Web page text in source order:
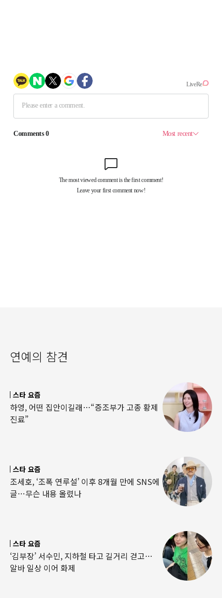
연예의 참견
스타 요즘
하영, 어떤 집안이길래…“증조부가 고종 황제
진료”
스타 요즘
조세호, ‘조폭 연루설’ 이후 8개월 만에 SNS에
글…무슨 내용 올렸나
스타 요즘
‘김부장’ 서수민, 지하철 타고 길거리 걷고…
알바 일상 이어 화제